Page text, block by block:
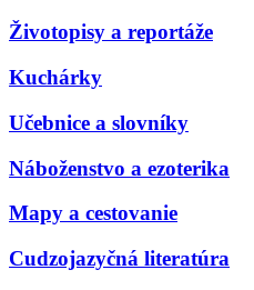
Životopisy a reportáže
Kuchárky
Učebnice a slovníky
Náboženstvo a ezoterika
Mapy a cestovanie
Cudzojazyčná literatúra